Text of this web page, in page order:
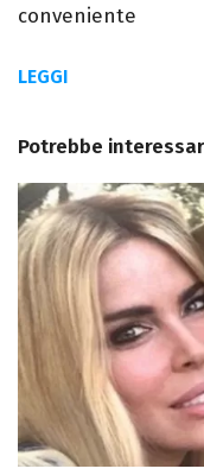
conveniente
LEGGI
Potrebbe